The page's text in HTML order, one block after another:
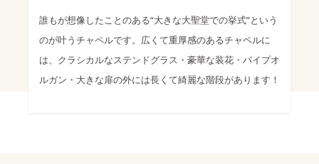
誰もが想像したことのある“大きな大聖堂での挙式”という
のが叶うチャペルです。広くて重厚感のあるチャペルに
は、クラシカルなステンドグラス・豪華な装花・パイプオ
ルガン・大きな扉の外には長くて綺麗な階段があります！